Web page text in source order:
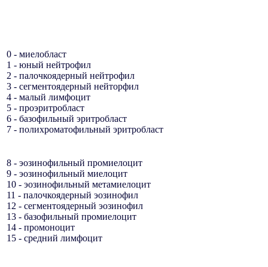
0 - миелобласт
1 - юный нейтрофил
2 - палочкоядерный нейтрофил
3 - сегментоядерный нейторфил
4 - малый лимфоцит
5 - проэритробласт
6 - базофильный эритробласт
7 - полихроматофильный эритробласт
8 - эозинофильный промиелоцит
9 - эозинофильный миелоцит
10 - эозинофильный метамиелоцит
11 - палочкоядерный эозинофил
12 - сегментоядерный эозинофил
13 - базофильный промиелоцит
14 - промоноцит
15 - средний лимфоцит